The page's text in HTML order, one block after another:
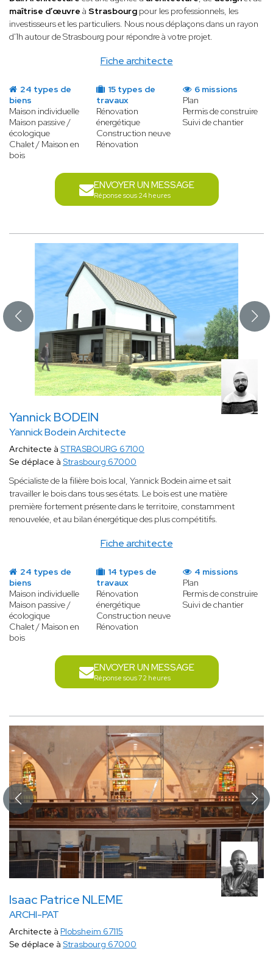
Fiche architecte
maîtrise d’œuvre à Strasbourg pour les professionnels, les
investisseurs et les particuliers. Nous nous déplaçons dans un rayon
d'1h autour de Strasbourg pour répondre à votre projet.
24 types de
biens
Maison individuelle
Maison passive /
écologique
Chalet / Maison en
bois
15 types de
travaux
Rénovation
énergétique
Construction neuve
Rénovation
6 missions
Plan
Permis de construire
Suivi de chantier
ENVOYER UN MESSAGE
Réponse sous 24 heures
Yannick BODEIN
Yannick Bodein Architecte
Fiche architecte
Architecte à STRASBOURG 67100
Se déplace à Strasbourg 67000
Spécialiste de la filière bois local, Yannick Bodein aime et sait
travailler le bois dans tous ses états. Le bois est une matière
première fortement présente dans le territoire, constamment
renouvelée, et au bilan énergétique des plus compétitifs.
24 types de
biens
Maison individuelle
Maison passive /
écologique
Chalet / Maison en
bois
14 types de
travaux
Rénovation
énergétique
Construction neuve
Rénovation
4 missions
Plan
Permis de construire
Suivi de chantier
ENVOYER UN MESSAGE
Réponse sous 72 heures
Isaac Patrice NLEME
ARCHI-PAT
Architecte à Plobsheim 67115
Se déplace à Strasbourg 67000